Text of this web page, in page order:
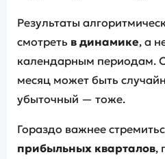
Результаты
смотреть в динамике, а
календарным периодам.
месяц может быть
убыточный — тоже.
Гораздо важнее
прибыльных кварталов,